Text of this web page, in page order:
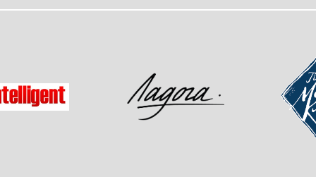
любимого бренда
Ладога